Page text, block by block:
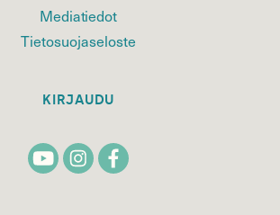
Mediatiedot
Tietosuojaseloste
KIRJAUDU